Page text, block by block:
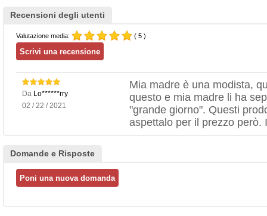
Recensioni degli utenti
Valutazione media: ( 5 )
Da Lo******rry
02 / 22 / 2021
Mia madre è una modista,
questo e mia madre li ha
"grande giorno". Questi
aspettalo per il prezzo però.
Domande e Risposte